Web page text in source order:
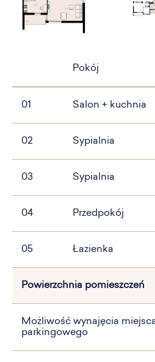
Pokój
01 Salon + kuchnia
02 Sypialnia
03 Sypialnia
04 Przedpokój
05 Łazienka
Powierzchnia pomieszczeń
Możliwość wynajęcia
parkingowego